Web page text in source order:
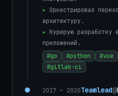
▸ Оркестрировал
архитектуру.
▸ Курирую разработку
приложений.
#go
#python #vue
#gitlab-ci
2017 — 2020Teamlead@